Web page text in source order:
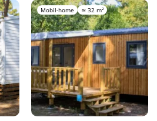
Mobil-home ≃ 32 m²